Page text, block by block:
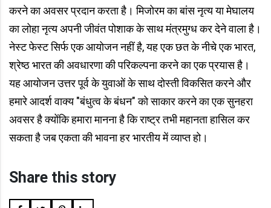
करने का अवसर प्रदान करता है। मिजोरम का बांस नृत्य या मेघालय
का लोहा नृत्य अपनी जीवंत पोशाक के साथ मंत्रमुग्ध कर देने वाला है।
नेस्ट फेस्ट सिर्फ एक आयोजन नहीं है, यह एक छत के नीचे एक भारत,
श्रेष्ठ भारत की अवधारणा की परिकल्पना करने का एक प्रयास है।
यह आयोजन उत्तर पूर्व के युवाओं के साथ दोस्ती विकसित करने और
हमारे आदर्श वाक्य "बंधुत्व के बंधन" को साकार करने का एक सुनहरा
अवसर है क्योंकि हमारा मानना है कि राष्ट्र तभी महानता हासिल कर
सकता है जब एकता की भावना हर भारतीय में व्याप्त हो।
Share this story